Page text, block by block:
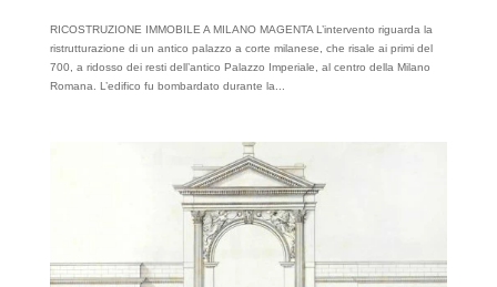
RICOSTRUZIONE IMMOBILE A MILANO MAGENTA L’intervento riguarda la
ristrutturazione di un antico palazzo a corte milanese, che risale ai primi del
700, a ridosso dei resti dell’antico Palazzo Imperiale, al centro della Milano
Romana. L’edifico fu bombardato durante la...